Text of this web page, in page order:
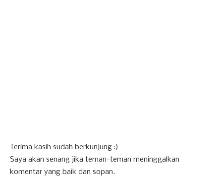
Terima kasih sudah berkunjung :)
Saya akan senang jika teman-teman meninggalkan
komentar yang baik dan sopan.